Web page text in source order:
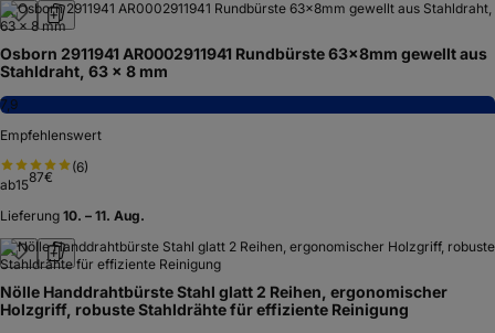
Osborn 2911941 AR0002911941 Rundbürste 63x8mm gewellt aus
Stahldraht, 63 x 8 mm
7,9
Empfehlenswert
(6)
ab1587€
Lieferung 10. – 11. Aug.
Nölle Handdrahtbürste Stahl glatt 2 Reihen, ergonomischer
Holzgriff, robuste Stahldrähte für effiziente Reinigung